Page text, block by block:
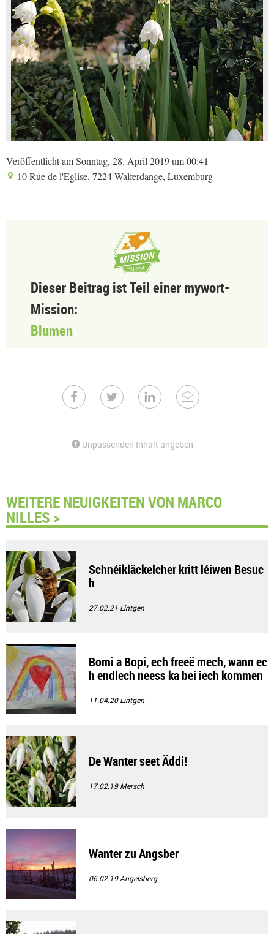
Veröffentlicht am Sonntag, 28. April 2019 um 00:41
10 Rue de l'Eglise, 7224 Walferdange, Luxemburg
Dieser Beitrag ist Teil einer mywort-
Mission:
Blumen
Unpassenden Inhalt angeben
WEITERE NEUIGKEITEN VON MARCO
NILLES >
Schnéikläckelcher kritt léiwen Besuc
h
27.02.21 Lintgen
Bomi a Bopi, ech freeë mech, wann ec
h endlech neess ka bei iech kommen
11.04.20Lintgen
De Wanter seet Äddi!
17.02.19Mersch
Wanter zu Angsber
06.02.19Angelsberg